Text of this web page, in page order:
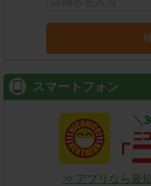
スマートフォン
⇒ アプリなら最